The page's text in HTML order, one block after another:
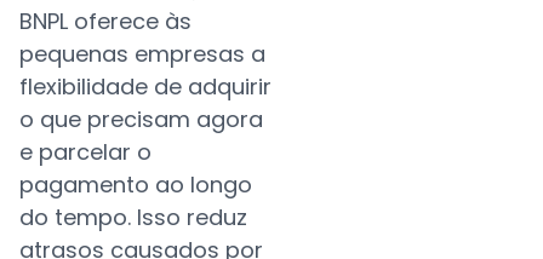
BNPL oferece às
pequenas empresas a
flexibilidade de adquirir
o que precisam agora
e parcelar o
pagamento ao longo
do tempo. Isso reduz
atrasos causados por